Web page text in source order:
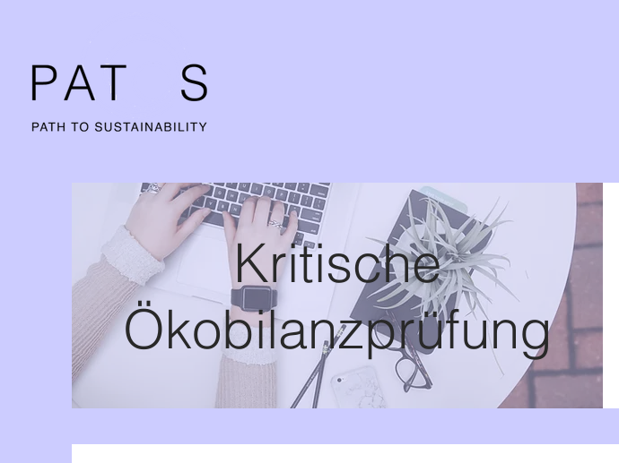
Kritische
Ökobilanzprüfung